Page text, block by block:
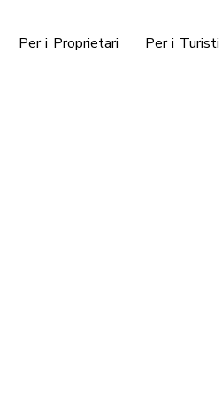
Per i Proprietari Per i Turisti